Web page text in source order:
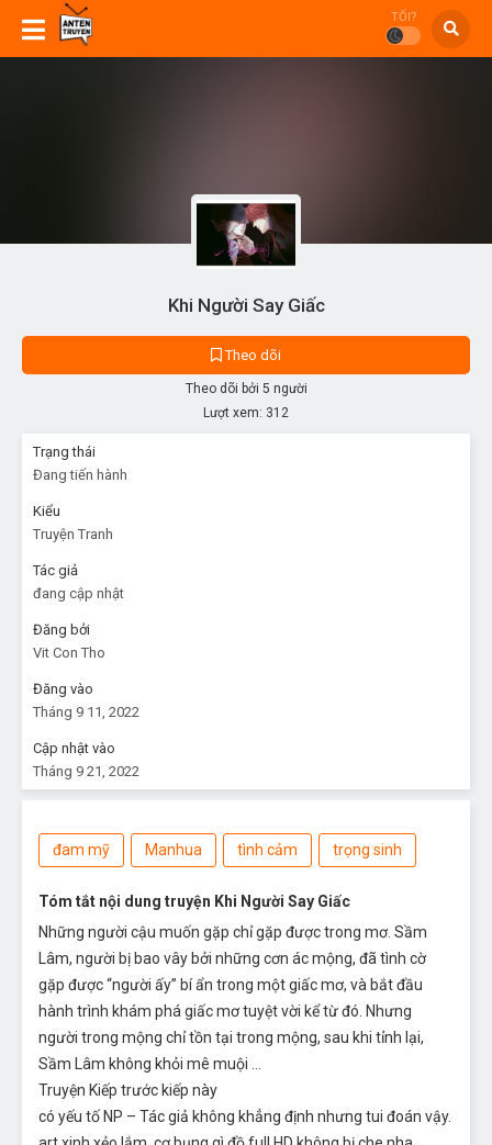
TỐI?
Khi Người Say Giấc
Theo dõi
Theo dõi bởi 5 người
Lượt xem: 312
Trạng thái
Đang tiến hành
Kiểu
Truyện Tranh
Tác giả
đang cập nhật
Đăng bởi
Vit Con Tho
Đăng vào
Tháng 9 11, 2022
Cập nhật vào
Tháng 9 21, 2022
đam mỹ Manhua tình cảm trọng sinh
Tóm tắt nội dung truyện Khi Người Say Giấc
Những người cậu muốn gặp chỉ gặp được trong mơ. Sầm
Lâm, người bị bao vây bởi những cơn ác mộng, đã tình cờ
gặp được “người ấy” bí ẩn trong một giấc mơ, và bắt đầu
hành trình khám phá giấc mơ tuyệt vời kể từ đó. Nhưng
người trong mộng chỉ tồn tại trong mộng, sau khi tỉnh lại,
Sầm Lâm không khỏi mê muội …
Truyện Kiếp trước kiếp này
có yếu tố NP – Tác giả không khẳng định nhưng tui đoán vậy.